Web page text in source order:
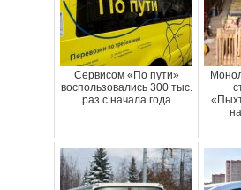
Сервисом «По пути»
воспользовались 300 тыс.
раз с начала года